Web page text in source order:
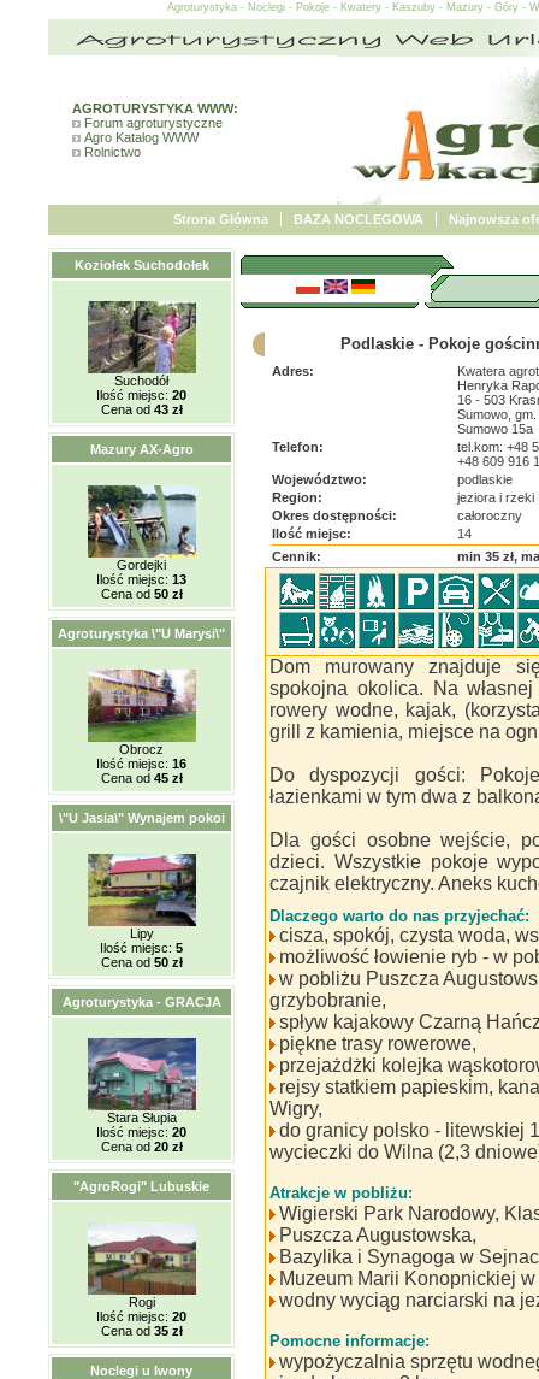
Agroturystyka - Noclegi - Pokoje - Kwatery - Kaszuby - Mazury - Góry -
AGROTURYSTYKA WWW:
Forum agroturystyczne
Agro Katalog WWW
Rolnictwo
Strona Główna BAZA NOCLEGOWA Najnowsza
Koziołek Suchodołek
Suchodół
Ilość miejsc: 20
Cena od 43 zł
Mazury AX-Agro
Gordejki
Ilość miejsc: 13
Cena od 50 zł
Agroturystyka \"U Marysi\"
Obrocz
Ilość miejsc: 16
Cena od 45 zł
\"U Jasia\" Wynajem pokoi
Lipy
Ilość miejsc: 5
Cena od 50 zł
Agroturystyka - GRACJA
Stara Słupia
Ilość miejsc: 20
Cena od 20 zł
"AgroRogi" Lubuskie
Rogi
Ilość miejsc: 20
Cena od 35 zł
Noclegi u Iwony
Podlaskie - Pokoje
Adres:
Kwatera
Henryka
16 - 503
Sumowo,
Sumowo 15a
Telefon:
tel.kom: +48
+48 609 916
Województwo:
podlaskie
Region:
jeziora i rzeki
Okres dostępności:
całoroczny
Ilość miejsc:
14
Cennik:
min 35 zł,
Dom murowany znajduje
spokojna okolica. Na
rowery wodne, kajak,
grill z kamienia, miejsce na
Do dyspozycji gości:
łazienkami w tym dwa z
Dla gości osobne wejście,
dzieci. Wszystkie pokoje
czajnik elektryczny. Aneks
Dlaczego warto do nas przyjechać:
cisza, spokój, czysta woda,
możliwość łowienie ryb - w
w pobliżu Puszcza
grzybobranie,
spływ kajakowy Czarną
piękne trasy rowerowe,
przejażdżki kolejka
rejsy statkiem papieskim,
Wigry,
do granicy polsko - litewskiej
wycieczki do Wilna (2,3
Atrakcje w pobliżu:
Wigierski Park Narodowy,
Puszcza Augustowska,
Bazylika i Synagoga w
Muzeum Marii Konopnickiej w
wodny wyciąg narciarski na
Pomocne informacje:
wypożyczalnia sprzętu